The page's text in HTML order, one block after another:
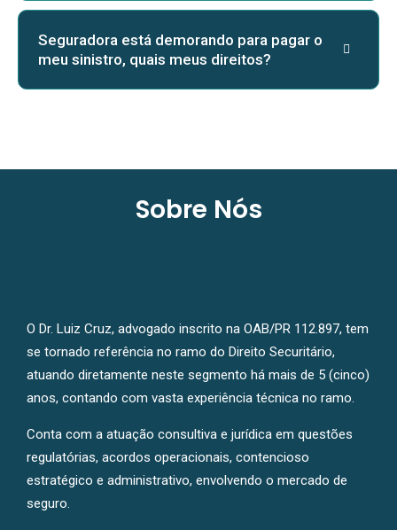
Seguradora está demorando para pagar o
meu sinistro, quais meus direitos?
Sobre Nós
O Dr. Luiz Cruz, advogado inscrito na OAB/PR 112.897, tem
se tornado referência no ramo do Direito Securitário,
atuando diretamente neste segmento há mais de 5 (cinco)
anos, contando com vasta experiência técnica no ramo.
Conta com a atuação consultiva e jurídica em questões
regulatórias, acordos operacionais, contencioso
estratégico e administrativo, envolvendo o mercado de
seguro.